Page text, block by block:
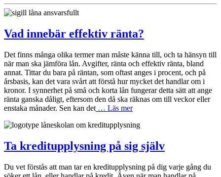
Vad innebär effektiv ränta?
Det finns många olika termer man måste känna till, och ta hänsyn till
när man ska jämföra lån. Avgifter, ränta och effektiv ränta, bland
annat. Tittar du bara på räntan, som oftast anges i procent, och på
årsbasis, kan det vara svårt att förstå hur mycket det handlar om i
kronor. I synnerhet på små och korta lån fungerar detta sätt att ange
ränta ganska dåligt, eftersom den då ska räknas om till veckor eller
enstaka månader. Sen kan det … Läs mer
Ta kreditupplysning på sig själv
Du vet förstås att man tar en kreditupplysning på dig varje gång du